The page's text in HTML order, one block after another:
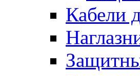
Кабели